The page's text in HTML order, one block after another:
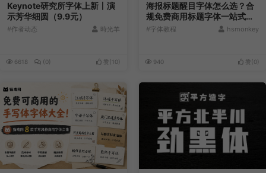
Keynote研究所字体上新丨演
示芳华细圆（9.9元）
#作者动态 時光羊
6618 (0) 赞(10)
海报标题醒目字体怎么选？合
规免费商用标题字体一站式整
理
#字体教程 hsmonkey
940 赞(0)